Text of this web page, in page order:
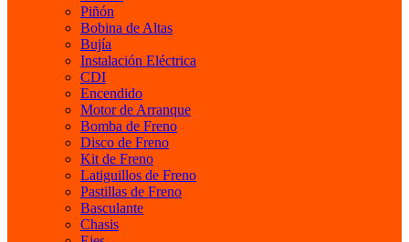
Piñón
Bobina de Altas
Bujía
Instalación Eléctrica
CDI
Encendido
Motor de Arranque
Bomba de Freno
Disco de Freno
Kit de Freno
Latiguillos de Freno
Pastillas de Freno
Basculante
Chasis